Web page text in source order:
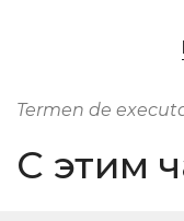
Termen de
С этим